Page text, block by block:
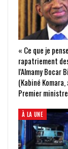
« Ce que je
rapatriement
l’Almamy Bocar
(Kabiné
Premier
À LA UNE